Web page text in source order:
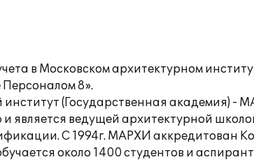
в Московском архитектурном
8».
(Государственная академия) -
является ведущей архитектурной
С 1994г. МАРХИ аккредитован
около 1400 студентов и